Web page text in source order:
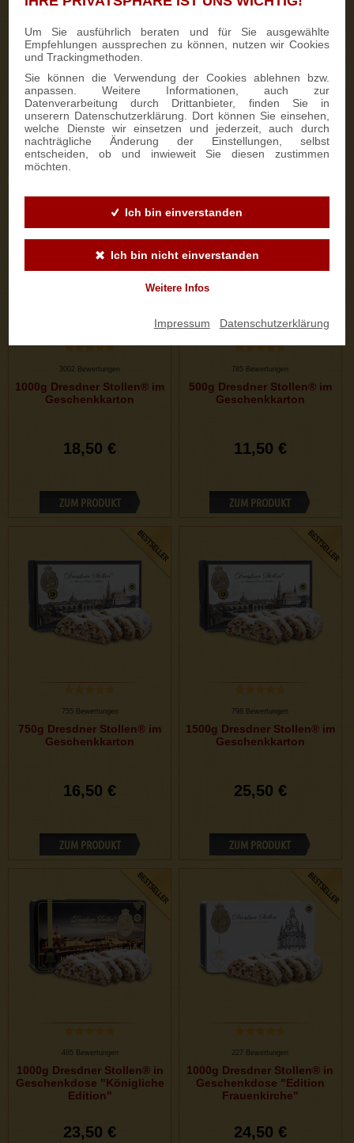
Um Sie ausführlich beraten und für Sie ausgewählte
Empfehlungen aussprechen zu können, nutzen wir Cookies
und Trackingmethoden.
Sie können die Verwendung der Cookies ablehnen bzw.
anpassen. Weitere Informationen, auch zur
Datenverarbeitung durch Drittanbieter, finden Sie in
unserern Datenschutzerklärung. Dort können Sie einsehen,
welche Dienste wir einsetzen und jederzeit, auch durch
nachträgliche Änderung der Einstellungen, selbst
entscheiden, ob und inwieweit Sie diesen zustimmen
möchten.
Ich bin einverstanden
Ich bin nicht einverstanden
Weitere Infos
Impressum Datenschutzerklärung
50 Bewertungen
750g Dresdner Stollen® in
Holzkiste
22,50 €
ZUM PRODUKT
333 Bewertungen
700g Feinster Mohnstriezel
15,90 €
ZUM PRODUKT
3002 Bewertungen
1000g Dresdner Stollen® im
Geschenkkarton
18,50 €
ZUM PRODUKT
785 Bewertungen
500g Dresdner Stollen® im
Geschenkkarton
11,50 €
ZUM PRODUKT
755 Bewertungen
750g Dresdner Stollen® im
Geschenkkarton
16,50 €
ZUM PRODUKT
798 Bewertungen
1500g Dresdner Stollen® im
Geschenkkarton
25,50 €
ZUM PRODUKT
485 Bewertungen
1000g Dresdner Stollen® in
Geschenkdose "Königliche
Edition"
23,50 €
227 Bewertungen
1000g Dresdner Stollen® in
Geschenkdose "Edition
Frauenkirche"
24,50 €